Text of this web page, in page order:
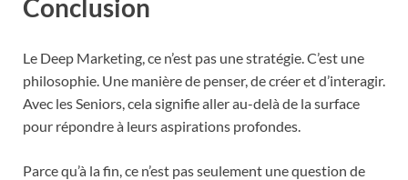
Conclusion
Le Deep Marketing, ce n’est pas une stratégie. C’est une
philosophie. Une manière de penser, de créer et d’interagir.
Avec les Seniors, cela signifie aller au-delà de la surface
pour répondre à leurs aspirations profondes.
Parce qu’à la fin, ce n’est pas seulement une question de